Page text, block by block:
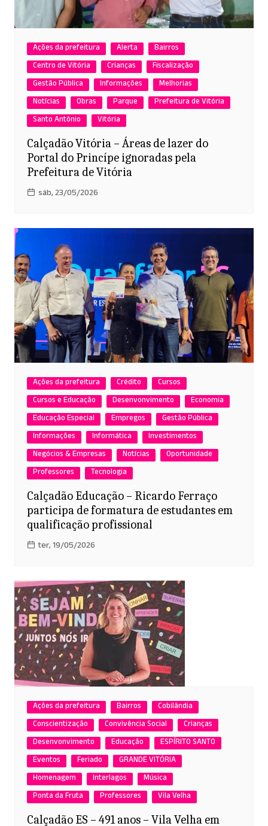
Ações da prefeitura Alerta
Bairros
Centro de Vitória
Crianças
Fiscalização
Gestão Pública
Informações
Melhorias
Notícias
Obras Parque
Prefeitura de Vitória
Santo Antônio
Vitória
Calçadão Vitória – Áreas de lazer do
Portal do Princípe ignoradas pela
Prefeitura de Vitória
sáb, 23/05/2026
Ações da prefeitura Crédito
Cursos
Cursos e Educação
Desenvonvimento
Economia
Educação Especial
Empregos
Gestão Pública
Informações
Informática
Investimentos
Negócios & Empresas
Notícias
Oportunidade
Professores
Tecnologia
Calçadão Educação – Ricardo Ferraço
participa de formatura de estudantes em
qualificação profissional
ter, 19/05/2026
Ações da prefeitura Bairros
Cobilândia
Conscientização
Convivência Social
Crianças
Desenvonvimento
Educação
ESPÍRITO SANTO
Eventos
Feriado
GRANDE VITÓRIA
Homenagem
Interlagos
Música
Ponta da Fruta
Professores Vila Velha
Calçadão ES – 491 anos – Vila Velha em